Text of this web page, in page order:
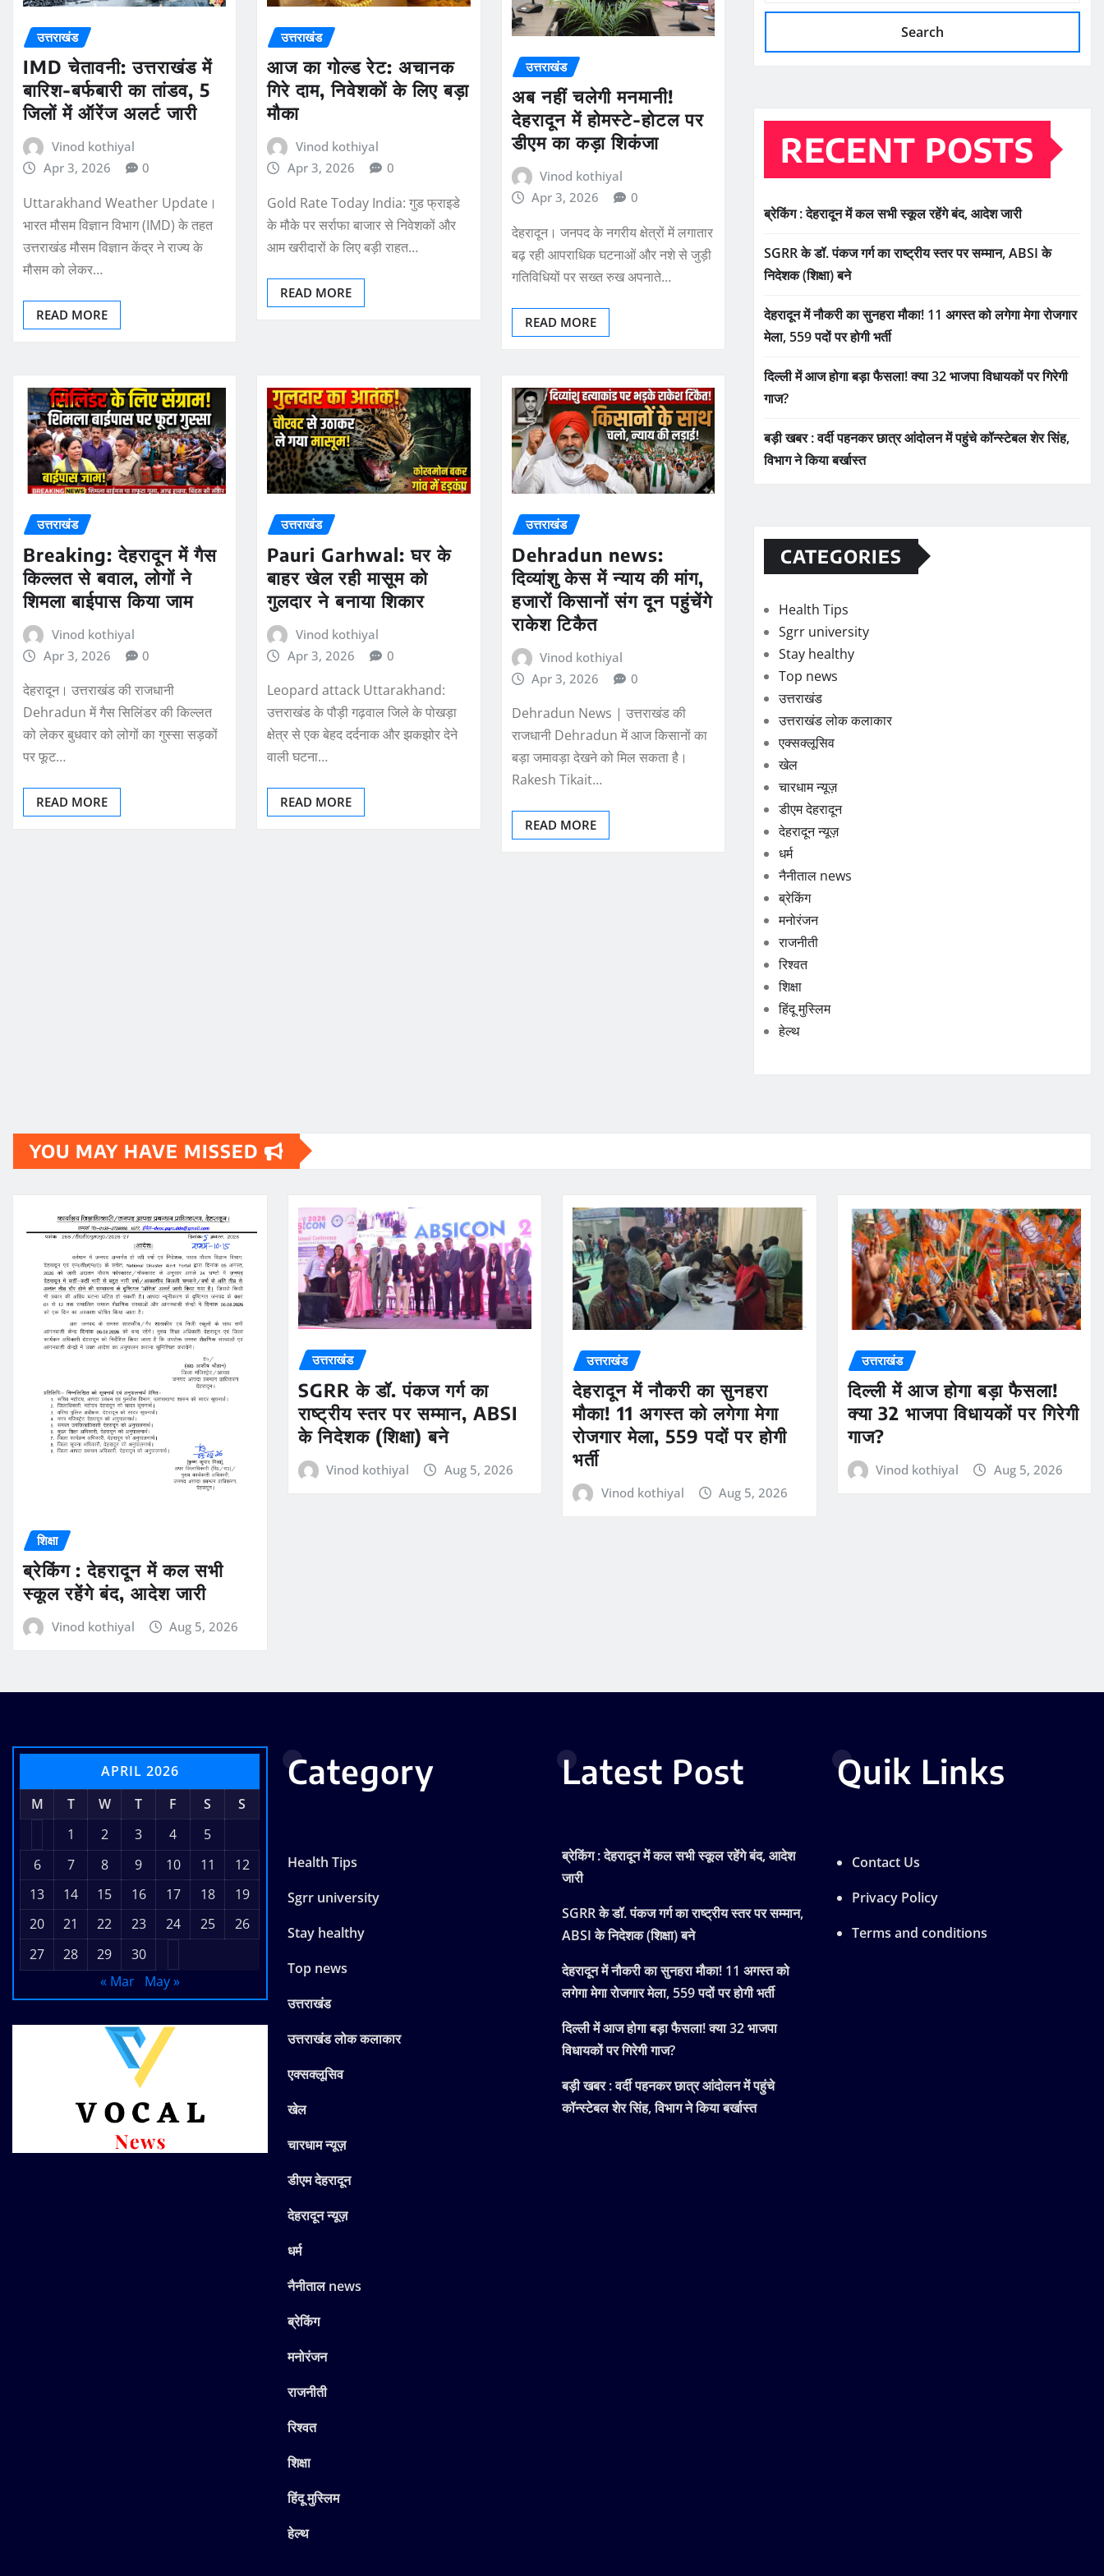
उत्तराखंड
IMD चेतावनी: उत्तराखंड में
बारिश-बर्फबारी का तांडव, 5
जिलों में ऑरेंज अलर्ट जारी
Vinod kothiyal
Apr 3, 2026
0
Uttarakhand Weather Update।
भारत मौसम विज्ञान विभाग (IMD) के तहत
उत्तराखंड मौसम विज्ञान केंद्र ने राज्य के
मौसम को लेकर…
READ MORE
उत्तराखंड
आज का गोल्ड रेट: अचानक
गिरे दाम, निवेशकों के लिए बड़ा
मौका
Vinod kothiyal
Apr 3, 2026
0
Gold Rate Today India: गुड फ्राइडे
के मौके पर सर्राफा बाजार से निवेशकों और
आम खरीदारों के लिए बड़ी राहत…
READ MORE
उत्तराखंड
अब नहीं चलेगी मनमानी!
देहरादून में होमस्टे-होटल पर
डीएम का कड़ा शिकंजा
Vinod kothiyal
Apr 3, 2026
0
देहरादून। जनपद के नगरीय क्षेत्रों में लगातार
बढ़ रही आपराधिक घटनाओं और नशे से जुड़ी
गतिविधियों पर सख्त रुख अपनाते…
READ MORE
उत्तराखंड
Breaking: देहरादून में गैस
किल्लत से बवाल, लोगों ने
शिमला बाईपास किया जाम
Vinod kothiyal
Apr 3, 2026
0
देहरादून। उत्तराखंड की राजधानी
Dehradun में गैस सिलिंडर की किल्लत
को लेकर बुधवार को लोगों का गुस्सा सड़कों
पर फूट…
READ MORE
उत्तराखंड
Pauri Garhwal: घर के
बाहर खेल रही मासूम को
गुलदार ने बनाया शिकार
Vinod kothiyal
Apr 3, 2026
0
Leopard attack Uttarakhand:
उत्तराखंड के पौड़ी गढ़वाल जिले के पोखड़ा
क्षेत्र से एक बेहद दर्दनाक और झकझोर देने
वाली घटना…
READ MORE
उत्तराखंड
Dehradun news:
दिव्यांशु केस में न्याय की मांग,
हजारों किसानों संग दून पहुंचेंगे
राकेश टिकैत
Vinod kothiyal
Apr 3, 2026
0
Dehradun News | उत्तराखंड की
राजधानी Dehradun में आज किसानों का
बड़ा जमावड़ा देखने को मिल सकता है।
Rakesh Tikait…
READ MORE
Search
RECENT POSTS
ब्रेकिंग : देहरादून में कल सभी स्कूल रहेंगे बंद, आदेश जारी
SGRR के डॉ. पंकज गर्ग का राष्ट्रीय स्तर पर सम्मान, ABSI के
निदेशक (शिक्षा) बने
देहरादून में नौकरी का सुनहरा मौका! 11 अगस्त को लगेगा मेगा रोजगार
मेला, 559 पदों पर होगी भर्ती
दिल्ली में आज होगा बड़ा फैसला! क्या 32 भाजपा विधायकों पर गिरेगी
गाज?
बड़ी खबर : वर्दी पहनकर छात्र आंदोलन में पहुंचे कॉन्स्टेबल शेर सिंह,
विभाग ने किया बर्खास्त
CATEGORIES
Health Tips
Sgrr university
Stay healthy
Top news
उत्तराखंड
उत्तराखंड लोक कलाकार
एक्सक्लूसिव
खेल
चारधाम न्यूज़
डीएम देहरादून
देहरादून न्यूज़
धर्म
नैनीताल news
ब्रेकिंग
मनोरंजन
राजनीती
रिश्वत
शिक्षा
हिंदू मुस्लिम
हेल्थ
YOU MAY HAVE MISSED
शिक्षा
ब्रेकिंग : देहरादून में कल सभी
स्कूल रहेंगे बंद, आदेश जारी
Vinod kothiyal Aug 5, 2026
उत्तराखंड
SGRR के डॉ. पंकज गर्ग का
राष्ट्रीय स्तर पर सम्मान, ABSI
के निदेशक (शिक्षा) बने
Vinod kothiyal Aug 5, 2026
उत्तराखंड
देहरादून में नौकरी का सुनहरा
मौका! 11 अगस्त को लगेगा मेगा
रोजगार मेला, 559 पदों पर होगी
भर्ती
Vinod kothiyal Aug 5, 2026
उत्तराखंड
दिल्ली में आज होगा बड़ा फैसला!
क्या 32 भाजपा विधायकों पर गिरेगी
गाज?
Vinod kothiyal Aug 5, 2026
APRIL 2026
M
T W T F S
S
1
2 3 4
5
6
7 8 9 10 11
12
13
14 15 16 17 18
19
20
21 22 23 24 25
26
27
28 29
30
« Mar
May »
Category
Health Tips
Sgrr university
Stay healthy
Top news
उत्तराखंड
उत्तराखंड लोक कलाकार
एक्सक्लूसिव
खेल
चारधाम न्यूज़
डीएम देहरादून
देहरादून न्यूज़
धर्म
नैनीताल news
ब्रेकिंग
मनोरंजन
राजनीती
रिश्वत
शिक्षा
हिंदू मुस्लिम
हेल्थ
Latest Post
ब्रेकिंग : देहरादून में कल सभी स्कूल रहेंगे बंद, आदेश
जारी
SGRR के डॉ. पंकज गर्ग का राष्ट्रीय स्तर पर सम्मान,
ABSI के निदेशक (शिक्षा) बने
देहरादून में नौकरी का सुनहरा मौका! 11 अगस्त को
लगेगा मेगा रोजगार मेला, 559 पदों पर होगी भर्ती
दिल्ली में आज होगा बड़ा फैसला! क्या 32 भाजपा
विधायकों पर गिरेगी गाज?
बड़ी खबर : वर्दी पहनकर छात्र आंदोलन में पहुंचे
कॉन्स्टेबल शेर सिंह, विभाग ने किया बर्खास्त
Quik Links
Contact Us
Privacy Policy
Terms and conditions